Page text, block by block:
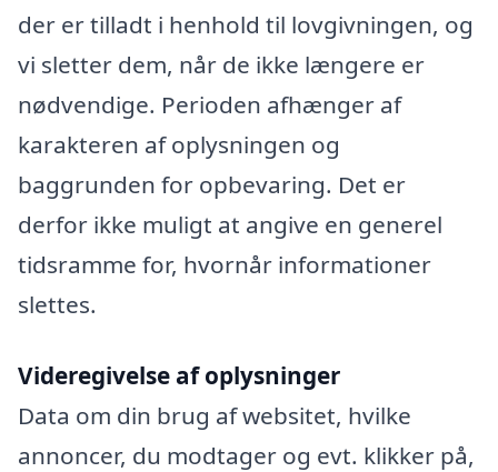
der er tilladt i henhold til lovgivningen, og
vi sletter dem, når de ikke længere er
nødvendige. Perioden afhænger af
karakteren af oplysningen og
baggrunden for opbevaring. Det er
derfor ikke muligt at angive en generel
tidsramme for, hvornår informationer
slettes.
Videregivelse af oplysninger
Data om din brug af websitet, hvilke
annoncer, du modtager og evt. klikker på,